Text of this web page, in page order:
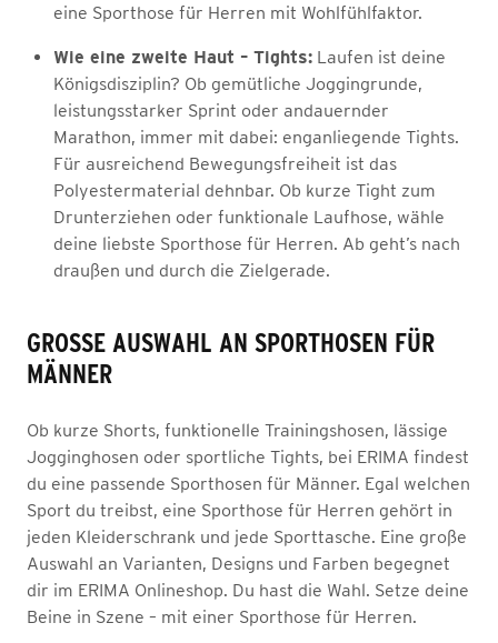
eine Sporthose für Herren mit Wohlfühlfaktor.
Wie eine zweite Haut – Tights: Laufen ist deine
Königsdisziplin? Ob gemütliche Joggingrunde,
leistungsstarker Sprint oder andauernder
Marathon, immer mit dabei: enganliegende Tights.
Für ausreichend Bewegungsfreiheit ist das
Polyestermaterial dehnbar. Ob kurze Tight zum
Drunterziehen oder funktionale Laufhose, wähle
deine liebste Sporthose für Herren. Ab geht’s nach
draußen und durch die Zielgerade.
GROSSE AUSWAHL AN SPORTHOSEN FÜR M
ÄNNER
Ob kurze Shorts, funktionelle Trainingshosen, lässige
Jogginghosen oder sportliche Tights, bei ERIMA findest
du eine passende Sporthosen für Männer. Egal welchen
Sport du treibst, eine Sporthose für Herren gehört in
jeden Kleiderschrank und jede Sporttasche. Eine große
Auswahl an Varianten, Designs und Farben begegnet
dir im ERIMA Onlineshop. Du hast die Wahl. Setze deine
Beine in Szene – mit einer Sporthose für Herren.